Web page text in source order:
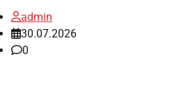
admin
30.07.2026
0